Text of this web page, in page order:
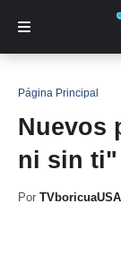
Página Principal
Nuevos
ni sin ti"
Por TVboricuaUSA